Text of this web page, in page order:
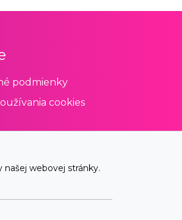
webovej stránky.
podmienky
cookies